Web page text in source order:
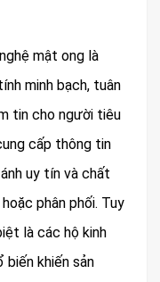
mật ong là
minh bạch, tuân
tin cho người tiêu
cấp thông tin
uy tín và chất
phân phối. Tuy
là các hộ kinh
biến khiến sản